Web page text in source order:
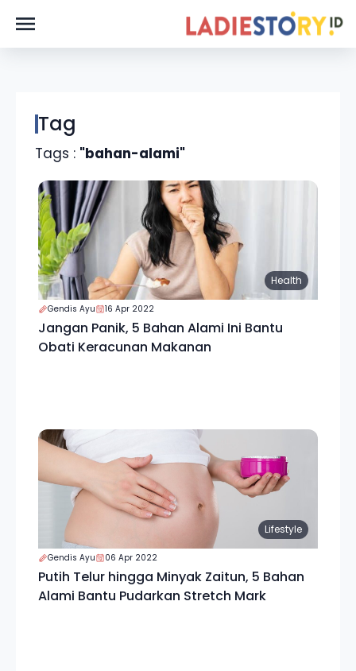
Tag
Tags : "bahan-alami"
Health
Gendis Ayu 16 Apr 2022
Jangan Panik, 5 Bahan Alami Ini Bantu
Obati Keracunan Makanan
Lifestyle
Gendis Ayu 06 Apr 2022
Putih Telur hingga Minyak Zaitun, 5 Bahan
Alami Bantu Pudarkan Stretch Mark